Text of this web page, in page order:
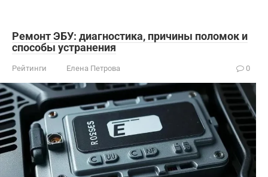
Ремонт ЭБУ: диагностика, причины поломок и
способы устранения
Рейтинги Елена Петрова 0